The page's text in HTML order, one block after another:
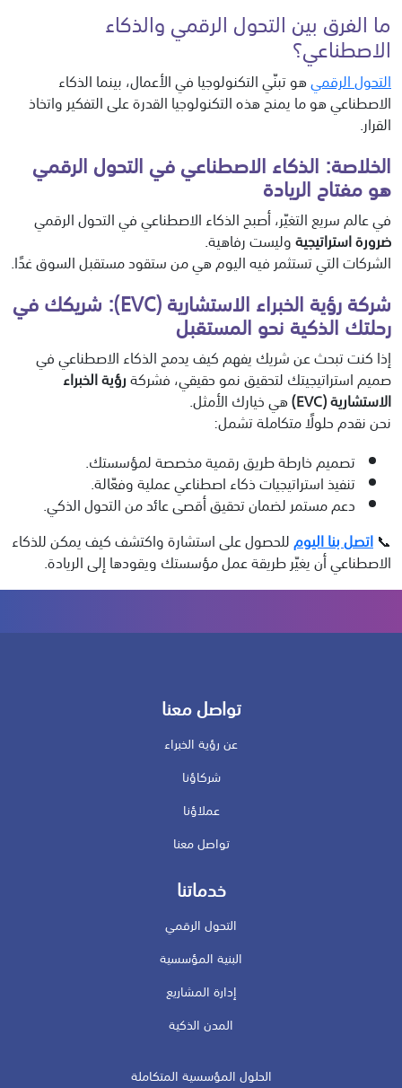
ما الفرق بين التحول الرقمي والذكاء
الاصطناعي؟
التحول الرقميهو تبنّي التكنولوجيا في الأعمال، بينما الذكاء
الاصطناعي هو ما يمنح هذه التكنولوجيا القدرة على التفكير واتخاذ
القرار.
الخلاصة: الذكاء الاصطناعي في التحول الرقمي
هو مفتاح الريادة
في عالم سريع التغيّر، أصبح الذكاء الاصطناعي في التحول الرقمي
ضرورة استراتيجيةوليست رفاهية.
الشركات التي تستثمر فيه اليوم هي من ستقود مستقبل السوق غدًا.
شركة رؤية الخبراء الاستشارية (EVC): شريكك في
رحلتك الذكية نحو المستقبل
إذا كنت تبحث عن شريك يفهم كيف يدمج الذكاء الاصطناعي في
صميم استراتيجيتك لتحقيق نمو حقيقي، فشركةرؤية الخبراء
الاستشارية (EVC) هي خيارك الأمثل.
نحن نقدم حلولًا متكاملة تشمل:
تصميم خارطة طريق رقمية مخصصة لمؤسستك.
تنفيذ استراتيجيات ذكاء اصطناعي عملية وفعّالة.
دعم مستمر لضمان تحقيق أقصى عائد من التحول الذكي.
📞اتصل بنا اليومللحصول على استشارة واكتشف كيف يمكن للذكاء
الاصطناعي أن يغيّر طريقة عمل مؤسستك ويقودها إلى الريادة.
تواصل معنا
عن رؤية الخبراء
شركاؤنا
عملاؤنا
تواصل معنا
خدماتنا
التحول الرقمي
البنية المؤسسية
إدارة المشاريع
المدن الذكية
الحلول المؤسسية المتكاملة